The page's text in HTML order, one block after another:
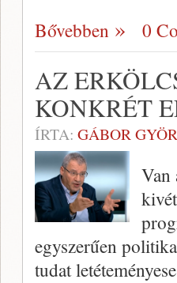
Bővebben 0
AZ
KONKRÉT
ÍRTA: GÁBOR
Van
egyszerűen
tudat